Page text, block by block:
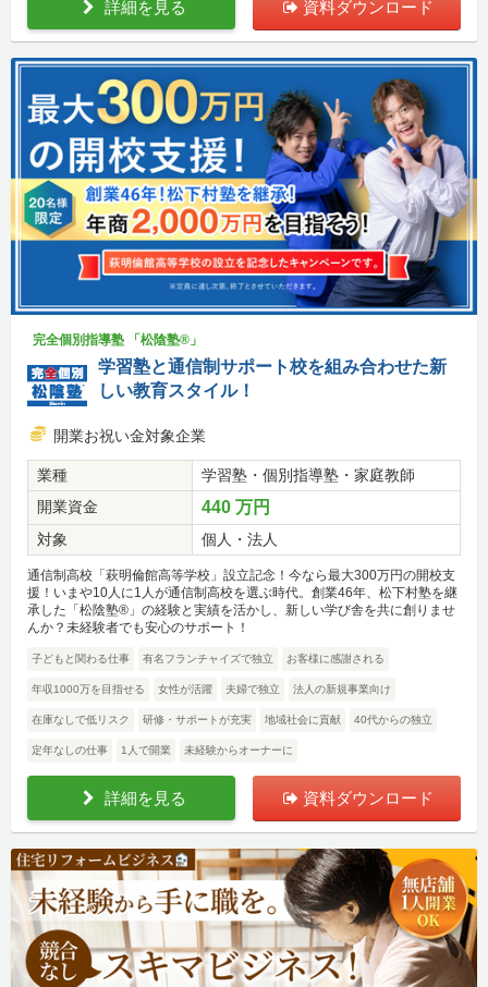
詳細を見る 資料ダウンロード
完全個別指導塾 「松陰塾®」
学習塾と通信制サポート校を組み合わせた新
しい教育スタイル！
開業お祝い金対象企業
業種
学習塾・個別指導塾・家庭教師
開業資金
440 万円
対象 個人・法人
通信制高校「萩明倫館高等学校」設立記念！今なら最大300万円の開校支
援！いまや10人に1人が通信制高校を選ぶ時代。創業46年、松下村塾を継
承した「松陰塾®」の経験と実績を活かし、新しい学び舎を共に創りませ
んか？未経験者でも安心のサポート！
子どもと関わる仕事 有名フランチャイズで独立 お客様に感謝される
年収1000万を目指せる 女性が活躍 夫婦で独立 法人の新規事業向け
在庫なしで低リスク 研修・サポートが充実 地域社会に貢献 40代からの独立
定年なしの仕事 1人で開業 未経験からオーナーに
詳細を見る 資料ダウンロード